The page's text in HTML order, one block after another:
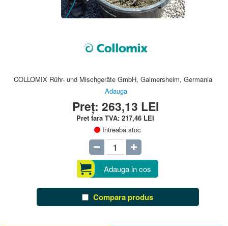
COLLOMIX Rühr- und Mischgeräte GmbH, Gaimersheim, Germania
Adauga
Preț: 263,13 LEI
Pret fara TVA:217,46 LEI
Intreaba stoc
Adauga in cos
Compara produs